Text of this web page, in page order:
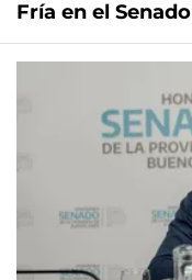
Fría en el Senado